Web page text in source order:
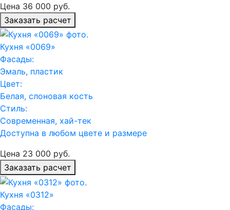
Цена 36 000 руб.
Заказать расчет
Кухня «0069»
Фасады:
Эмаль, пластик
Цвет:
Белая, слоновая кость
Стиль:
Современная, хай-тек
Доступна в любом цвете и размере
Цена 23 000 руб.
Заказать расчет
Кухня «0312»
Фасады: